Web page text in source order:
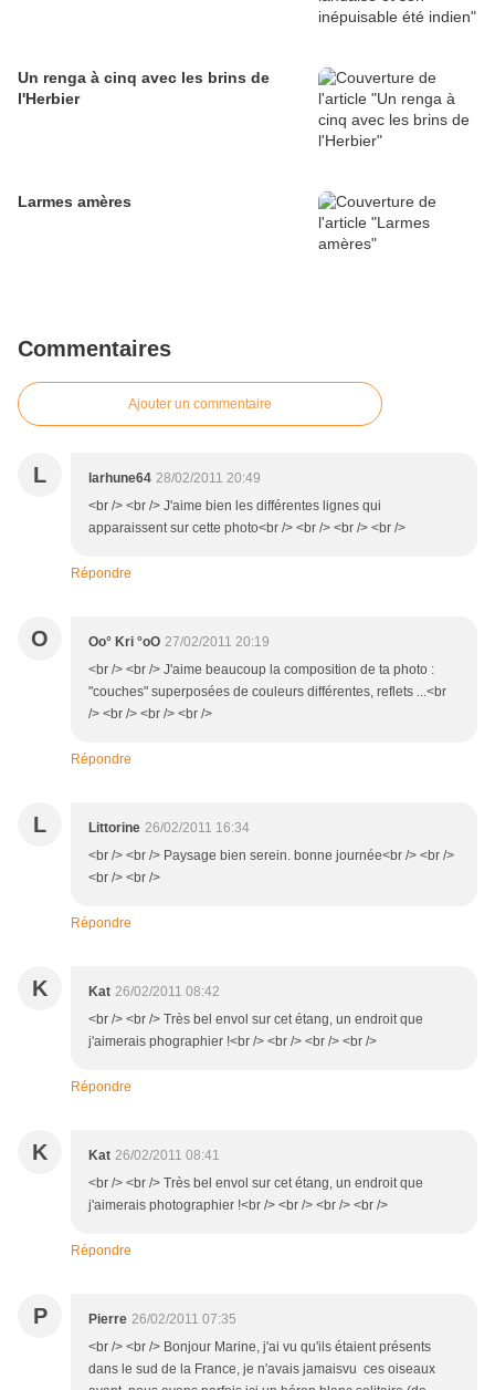
Un renga à cinq avec les brins de
l'Herbier
Larmes amères
Commentaires
Ajouter un commentaire
L larhune64 28/02/2011 20:49
<br /> <br /> J'aime bien les différentes lignes qui
apparaissent sur cette photo<br /> <br /> <br /> <br />
Répondre
O Oo° Kri °oO 27/02/2011 20:19
<br /> <br /> J'aime beaucoup la composition de ta photo :
"couches" superposées de couleurs différentes, reflets ...<br
/> <br /> <br /> <br />
Répondre
L Littorine 26/02/2011 16:34
<br /> <br /> Paysage bien serein. bonne journée<br /> <br />
<br /> <br />
Répondre
K Kat 26/02/2011 08:42
<br /> <br /> Très bel envol sur cet étang, un endroit que
j'aimerais phographier !<br /> <br /> <br /> <br />
Répondre
K Kat 26/02/2011 08:41
<br /> <br /> Très bel envol sur cet étang, un endroit que
j'aimerais photographier !<br /> <br /> <br /> <br />
Répondre
P Pierre 26/02/2011 07:35
<br /> <br /> Bonjour Marine, j'ai vu qu'ils étaient présents
dans le sud de la France, je n'avais jamaisvu ces oiseaux